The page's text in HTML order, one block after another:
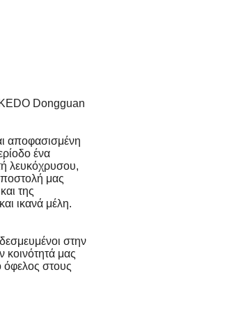
KEDO Dongguan
αποφασισμένη
ένα
λευκόχρυσου,
μας
της
ικανά μέλη.
δεσμευμένοι στην
κοινότητά μας
όφελος στους